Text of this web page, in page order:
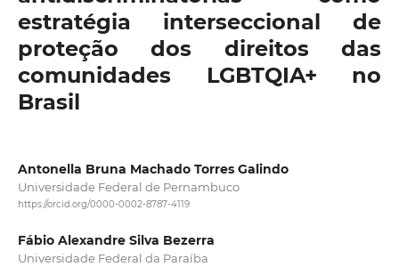
estratégia interseccional de
proteção dos direitos das
comunidades LGBTQIA+ no
Brasil
Antonella Bruna Machado Torres Galindo
Universidade Federal de Pernambuco
https://orcid.org/0000-0002-8787-4119
Fábio Alexandre Silva Bezerra
Universidade Federal da Paraíba